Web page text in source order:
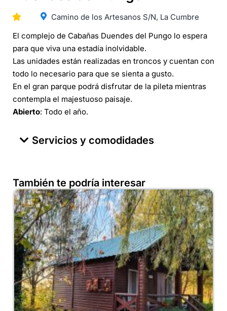
Camino de los Artesanos S/N, La Cumbre
El complejo de Cabañas Duendes del Pungo lo espera
para que viva una estadía inolvidable.
Las unidades están realizadas en troncos y cuentan con
todo lo necesario para que se sienta a gusto.
En el gran parque podrá disfrutar de la pileta mientras
contempla el majestuoso paisaje.
Abierto: Todo el año.
Servicios y comodidades
También te podría interesar